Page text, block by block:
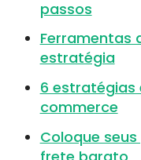
passos
Ferramentas
estratégia
6 estratégias
commerce
Coloque
frete barato